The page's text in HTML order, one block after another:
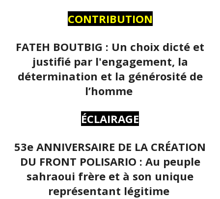
CONTRIBUTION
FATEH BOUTBIG : Un choix dicté et
justifié par l'engagement, la
détermination et la générosité de
l’homme
ÉCLAIRAGE
53e ANNIVERSAIRE DE LA CRÉATION
DU FRONT POLISARIO : Au peuple
sahraoui frère et à son unique
représentant légitime